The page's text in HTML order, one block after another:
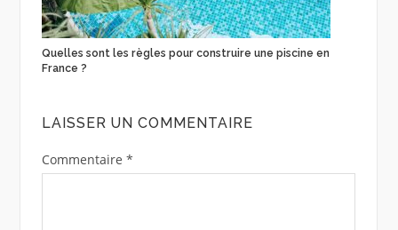
Quelles sont les règles pour construire une piscine en
France ?
LAISSER UN COMMENTAIRE
Commentaire *